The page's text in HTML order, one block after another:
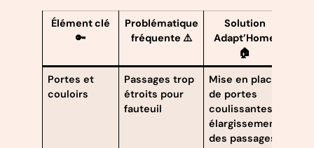
Élément clé
🔑
Problématique
fréquente ⚠️
Solution
Adapt’Home
🏠
Portes et
couloirs
Passages trop
étroits pour
fauteuil
Mise en place
de portes
coulissantes,
élargissement
des passages